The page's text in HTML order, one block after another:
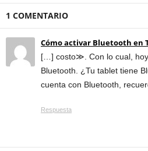
1 COMENTARIO
Cómo activar Bluetooth en
[…] costo≫. Con lo cual,
Bluetooth. ¿Tu tablet tiene
cuenta con Bluetooth,
Respuesta